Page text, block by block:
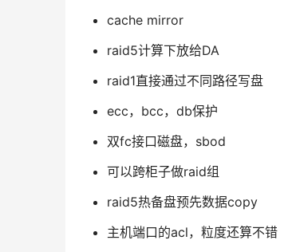
cache mirror
raid5计算下放给DA
raid1直接通过不同路径写盘
ecc，bcc，db保护
双fc接口磁盘，sbod
可以跨柜子做raid组
raid5热备盘预先数据copy
主机端口的acl，粒度还算不错